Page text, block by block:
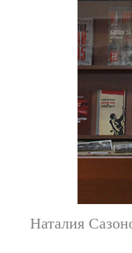
Наталия